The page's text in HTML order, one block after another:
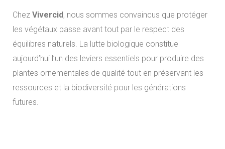
Chez Vivercid, nous sommes convaincus que protéger
les végétaux passe avant tout par le respect des
équilibres naturels. La lutte biologique constitue
aujourd’hui l’un des leviers essentiels pour produire des
plantes ornementales de qualité tout en préservant les
ressources et la biodiversité pour les générations
futures.